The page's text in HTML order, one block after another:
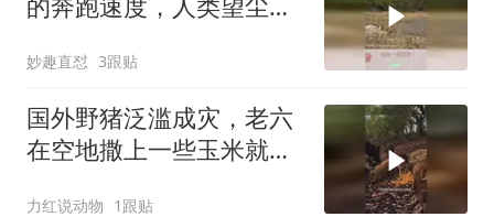
妙趣直怼 3跟贴
国外野猪泛滥成灾，老六
在空地撒上一些玉米就能
力红说动物 1跟贴